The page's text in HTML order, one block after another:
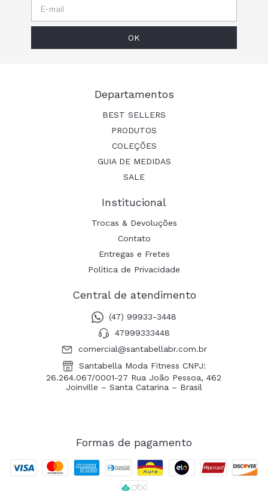
Departamentos
BEST SELLERS
PRODUTOS
COLEÇÕES
GUIA DE MEDIDAS
SALE
Institucional
Trocas & Devoluções
Contato
Entregas e Fretes
Política de Privacidade
Central de atendimento
(47) 99933-3448
47999333448
comercial@santabellabr.com.br
Santabella Moda Fitness CNPJ:
26.264.067/0001-27 Rua João Pessoa, 462
Joinville – Santa Catarina – Brasil
Formas de pagamento